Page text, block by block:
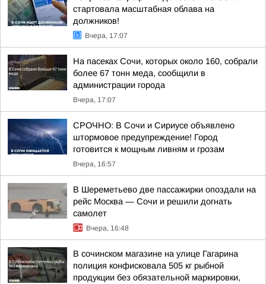
стартовала масштабная облава на
должников!
Вчера, 17:07
На пасеках Сочи, которых около 160, собрали
более 67 тонн меда, сообщили в
администрации города
Вчера, 17:07
СРОЧНО: В Сочи и Сириусе объявлено
штормовое предупреждение! Город
готовится к мощным ливням и грозам
Вчера, 16:57
В Шереметьево две пассажирки опоздали на
рейс Москва — Сочи и решили догнать
самолет
Вчера, 16:48
В сочинском магазине на улице Гагарина
полиция конфисковала 505 кг рыбной
продукции без обязательной маркировки,